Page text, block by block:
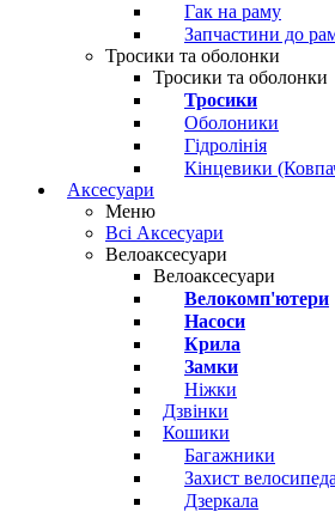
Гак на раму
Запчастини до
Тросики та оболонки
Тросики та оболонки
Тросики
Оболоники
Гідролінія
Кінцевики
Аксесуари
Меню
Всі Аксесуари
Велоаксесуари
Велоаксесуари
Велокомп'ютери
Насоси
Крила
Замки
Ніжки
Дзвінки
Кошики
Багажники
Захист велосипеда
Дзеркала